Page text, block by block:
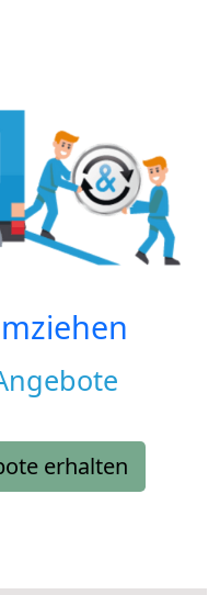
erhalten